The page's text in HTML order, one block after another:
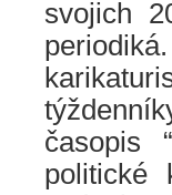
svojich
časopis
politické